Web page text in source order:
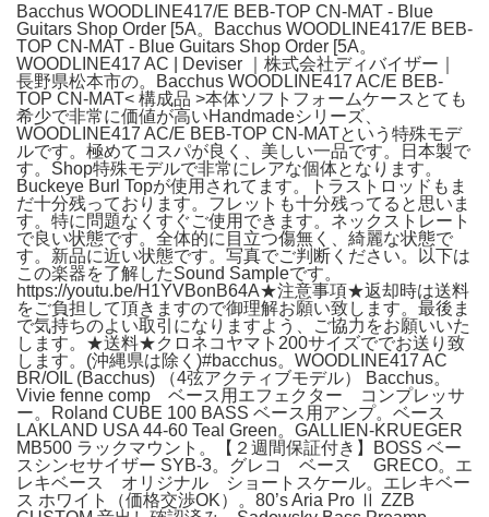
Bacchus WOODLINE417/E BEB-TOP CN-MAT - Blue
Guitars Shop Order [5A。Bacchus WOODLINE417/E BEB-
TOP CN-MAT - Blue Guitars Shop Order [5A。
WOODLINE417 AC | Deviser ｜株式会社ディバイザー｜
長野県松本市の。Bacchus WOODLINE417 AC/E BEB-
TOP CN-MAT< 構成品 >本体ソフトフォームケースとても
希少で非常に価値が高いHandmadeシリーズ、
WOODLINE417 AC/E BEB-TOP CN-MATという特殊モデ
ルです。極めてコスパが良く、美しい一品です。日本製で
す。Shop特殊モデルで非常にレアな個体となります。
Buckeye Burl Topが使用されてます。トラストロッドもま
だ十分残っております。フレットも十分残ってると思いま
す。特に問題なくすぐご使用できます。ネックストレート
で良い状態です。全体的に目立つ傷無く、綺麗な状態で
す。新品に近い状態です。写真でご判断ください。以下は
この楽器を了解したSound Sampleです。
https://youtu.be/H1YVBonB64A★注意事項★返却時は送料
をご負担して頂きますので御理解お願い致します。最後ま
で気持ちのよい取引になりますよう、ご協力をお願いいた
します。★送料★クロネコヤマト200サイズででお送り致
します。(沖縄県は除く)#bacchus。WOODLINE417 AC
BR/OIL (Bacchus) （4弦アクティブモデル） Bacchus。
Vivie fenne comp ベース用エフェクター コンプレッサ
ー。Roland CUBE 100 BASS ベース用アンプ。ベース
LAKLAND USA 44-60 Teal Green。GALLIEN-KRUEGER
MB500 ラックマウント。【２週間保証付き】BOSS ベー
スシンセサイザー SYB-3。グレコ ベース GRECO。エ
レキベース オリジナル ショートスケール。エレキベー
ス ホワイト（価格交渉OK）。80’s Aria Pro Ⅱ ZZB